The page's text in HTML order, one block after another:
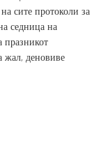
сите протоколи за
седница на
празникот
жал, деновиве